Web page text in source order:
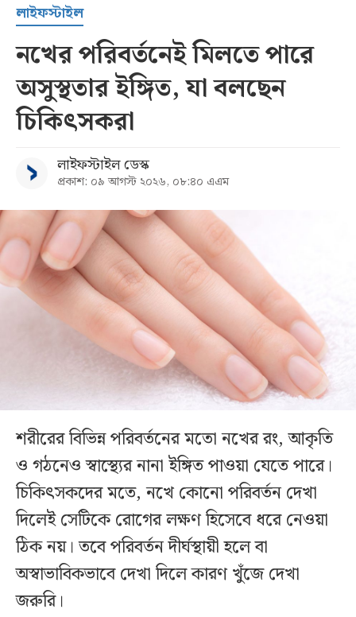
লাইফস্টাইল
নখের পরিবর্তনেই মিলতে পারে
অসুস্থতার ইঙ্গিত, যা বলছেন
চিকিৎসকরা
লাইফস্টাইল ডেস্ক
প্রকাশ: ০৯ আগস্ট ২০২৬, ০৮:৪০ এএম
শরীরের বিভিন্ন পরিবর্তনের মতো নখের রং, আকৃতি
ও গঠনেও স্বাস্থ্যের নানা ইঙ্গিত পাওয়া যেতে পারে।
চিকিৎসকদের মতে, নখে কোনো পরিবর্তন দেখা
দিলেই সেটিকে রোগের লক্ষণ হিসেবে ধরে নেওয়া
ঠিক নয়। তবে পরিবর্তন দীর্ঘস্থায়ী হলে বা
অস্বাভাবিকভাবে দেখা দিলে কারণ খুঁজে দেখা
জরুরি।